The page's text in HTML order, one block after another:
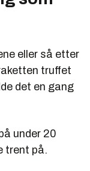
eller så etter
truffet
det en gang
under 20
trent på.